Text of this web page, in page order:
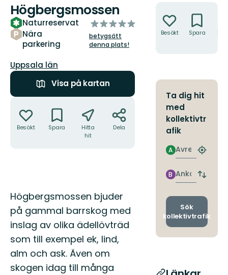
Högbergsmossen
Naturreservat
Nära
parkering
av
5
stjärnor
betygsätt
denna plats!
Län:
Uppsala län
Visa på kartan
Besökt Spara
Hitta
hit
Dela
Beskrivning
Högbergsmossen bjuder
på gammal barrskog med
inslag av olika ädellövträd
som till exempel ek, lind,
alm och ask. Även om
skogen idag till många
Besökt Spara
Ta dig hit
med
kollektivtr
afik
Avresa
A
Hitta
Ankomst
B
Byt
och
Sök
kollektivtrafik